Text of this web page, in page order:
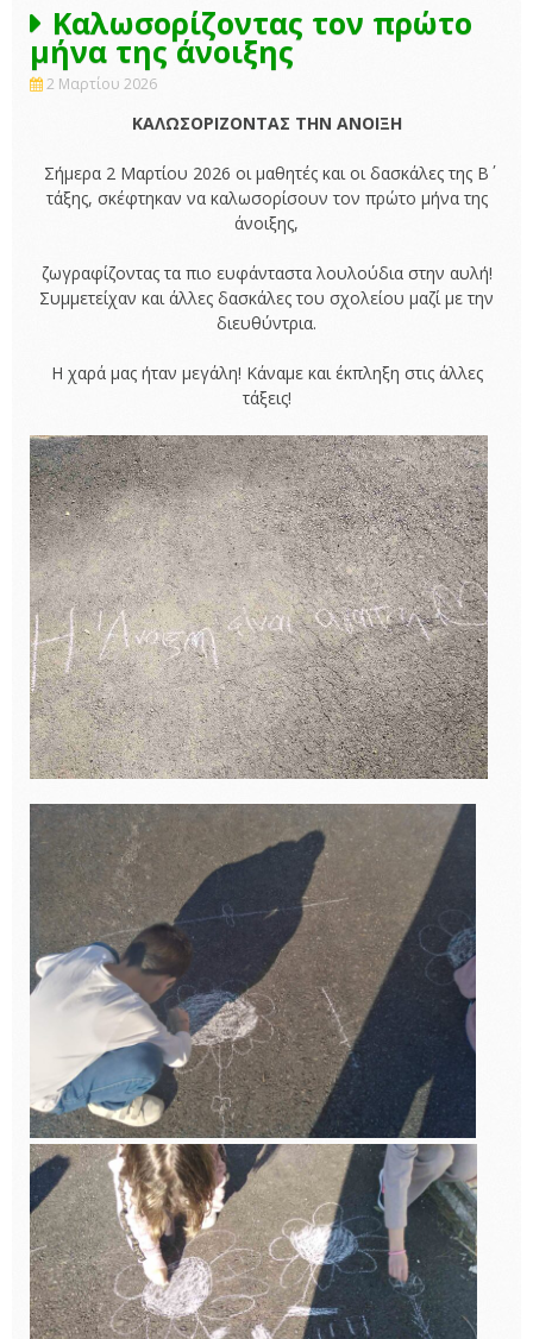
Καλωσορίζοντας τον πρώτο
μήνα της άνοιξης
2 Μαρτίου 2026
ΚΑΛΩΣΟΡΙΖΟΝΤΑΣ ΤΗΝ ΑΝΟΙΞΗ
Σήμερα 2 Μαρτίου 2026 οι μαθητές και οι δασκάλες της Β΄
τάξης, σκέφτηκαν να καλωσορίσουν τον πρώτο μήνα της
άνοιξης,
ζωγραφίζοντας τα πιο ευφάνταστα λουλούδια στην αυλή!
Συμμετείχαν και άλλες δασκάλες του σχολείου μαζί με την
διευθύντρια.
Η χαρά μας ήταν μεγάλη! Κάναμε και έκπληξη στις άλλες
τάξεις!